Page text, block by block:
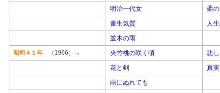
明治一代女
柔
書生気質
人
並木の雨
昭和４１年 （1966）→ 夾竹桃の咲く頃
悲
花と剣
真
雨にぬれても